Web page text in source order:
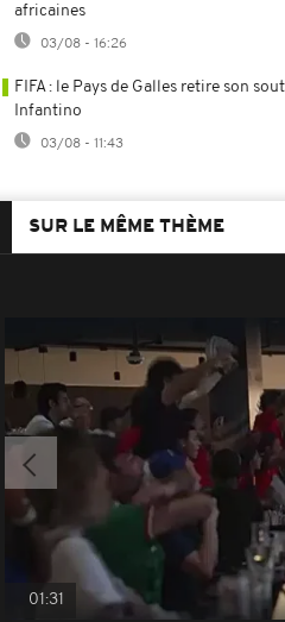
africaines
03/08 - 16:26
FIFA : le Pays de Galles retire son
Infantino
03/08 - 11:43
SUR LE MÊME THÈME
01:31